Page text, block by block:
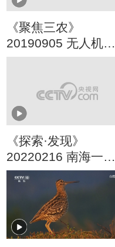
《聚焦三农》
20190905 无人机植
保行业有待规范
《探索·发现》
20220216 南海一号
发现记（3）